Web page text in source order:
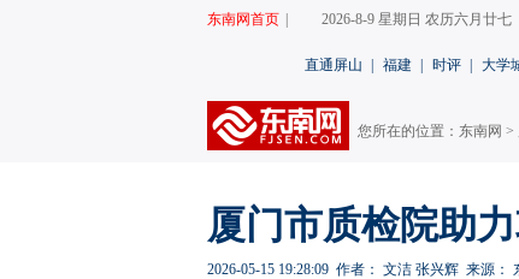
东南网首页 2026-8-9 星期日 农历六月廿七
直通屏山 福建 时评 大学
您所在的位置： 东南网 >
厦门市质检院助
2026-05-15 19:28:09 作者： 文洁 张兴辉 来源：